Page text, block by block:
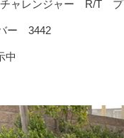
レンジャー R/T プ
ー 3442